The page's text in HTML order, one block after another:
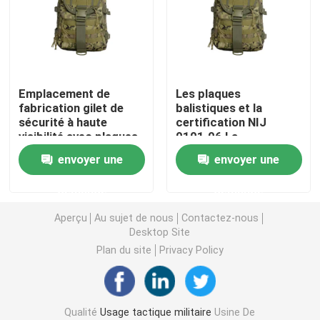
Casque ballistique tactique
Équipement à l'épreuve des balles
Sac à dos tactique militaire
Vitesse extérieure tactique
Bottes tactiques de combat
Gilet tactique de combat
Emplacement de
fabrication gilet de
sécurité à haute
visibilité avec plaques
balistiques
envoyer une
Les plaques
balistiques et la
certification NIJ
0101.06 La
combinaison ultime
pour notre gilet pare-
balles tactique
envoyer une
Aperçu Au sujet de nous
Contactez-nous
Desktop Site
Plan du site
Privacy Policy
QualitéUsage tactique militaire Usine De